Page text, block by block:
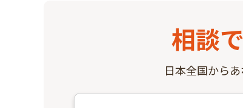
相談
日本全国から